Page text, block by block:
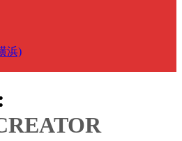
浜)